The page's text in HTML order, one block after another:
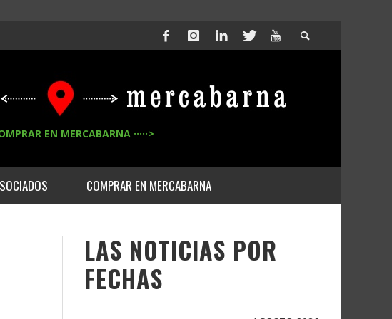
EN MERCABARNA ·····>
COMPRAR EN MERCABARNA
LAS NOTICIAS POR
FECHAS